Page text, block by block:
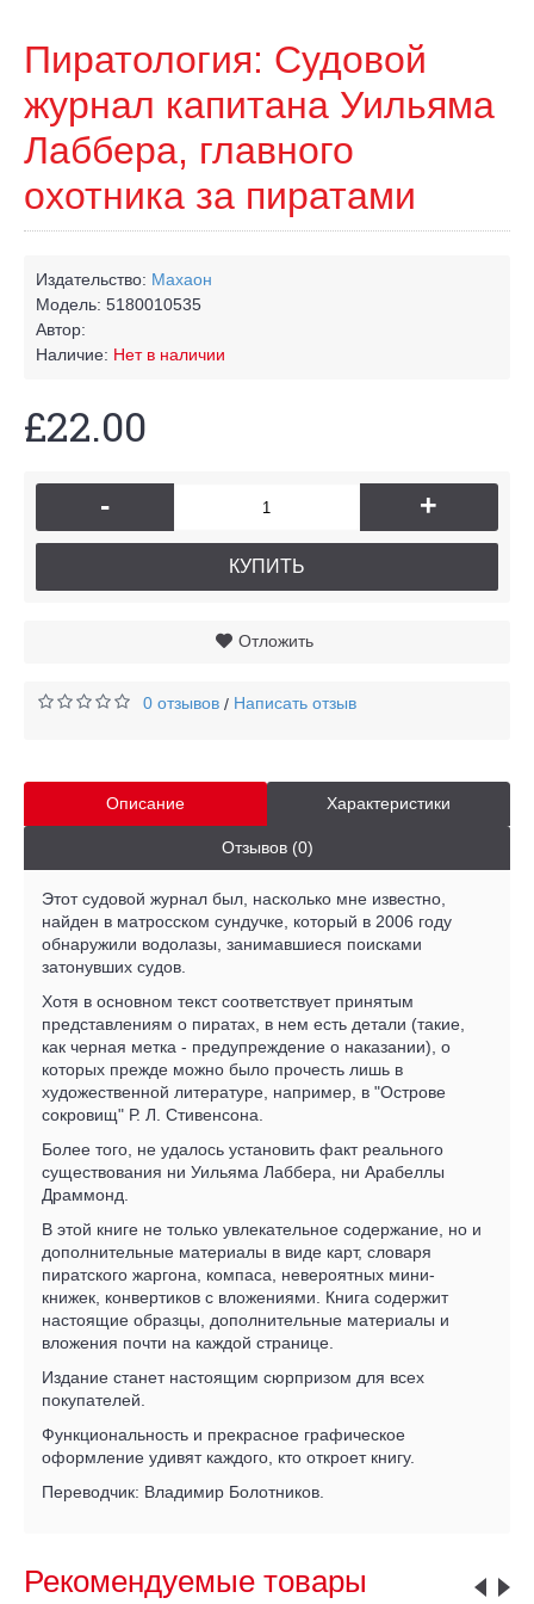
Пиратология: Судовой
журнал капитана Уильяма
Лаббера, главного
охотника за пиратами
Издательство: Махаон
Модель: 5180010535
Автор:
Наличие: Нет в наличии
£22.00
- +
КУПИТЬ
Отложить
0 отзывов / Написать отзыв
Описание Характеристики
Отзывов (0)
Этот судовой журнал был, насколько мне известно,
найден в матросском сундучке, который в 2006 году
обнаружили водолазы, занимавшиеся поисками
затонувших судов.
Хотя в основном текст соответствует принятым
представлениям о пиратах, в нем есть детали (такие,
как черная метка - предупреждение о наказании), о
которых прежде можно было прочесть лишь в
художественной литературе, например, в "Острове
сокровищ" Р. Л. Стивенсона.
Более того, не удалось установить факт реального
существования ни Уильяма Лаббера, ни Арабеллы
Драммонд.
В этой книге не только увлекательное содержание, но и
дополнительные материалы в виде карт, словаря
пиратского жаргона, компаса, невероятных мини-
книжек, конвертиков с вложениями. Книга содержит
настоящие образцы, дополнительные материалы и
вложения почти на каждой странице.
Издание станет настоящим сюрпризом для всех
покупателей.
Функциональность и прекрасное графическое
оформление удивят каждого, кто откроет книгу.
Переводчик: Владимир Болотников.
Рекомендуемые товары